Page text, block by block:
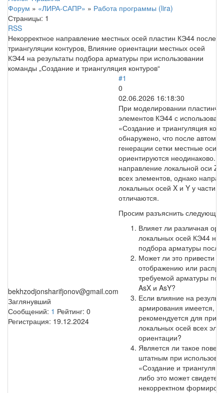
Форум » «ЛИРА-САПР» » Работа программы (lira)
Страницы: 1
RSS
Некорректное направление местных осей пластин КЭ44 после
триангуляции контуров, Влияние ориентации местных осей
КЭ44 на результаты подбора арматуры при использовании
команды „Создание и триангуляция контуров“
bekhzodjonsharifjonov@gmail.com
Заглянувший
Сообщений: 1 Рейтинг: 0
Регистрация: 19.12.2024
#1
0
02.06.2026 16:18:30
При моделировании
элементов КЭ44 с
«Создание и триангуляция
обнаружено, что после
генерации сетки местные оси
ориентируются неодинаково.
направление локальной оси Z
всех элементов, однако
локальных осей X и Y у части
отличаются.
Просим разъяснить
Влияет ли различная
локальных осей КЭ44 на
подбора арматуры после
Может ли это привести к
отображению или
требуемой арматуры по
AsX и AsY?
Если влияние на
армирования имеется,
рекомендуется для
локальных осей всех
ориентации?
Является ли такое
штатным при
«Создание и
либо это может
некорректном